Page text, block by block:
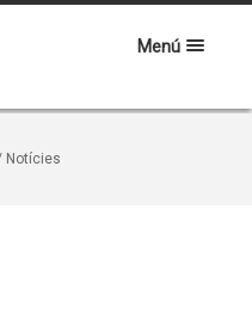
Menú
Notícies